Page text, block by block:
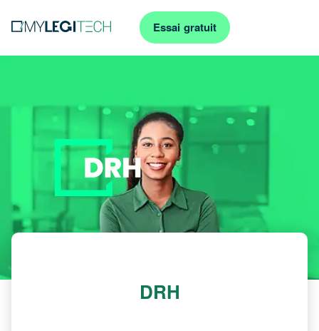
Essai gratuit
DRH